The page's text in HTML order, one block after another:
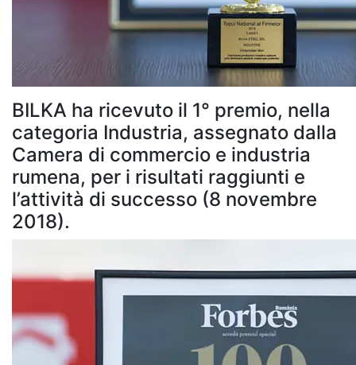
BILKA ha ricevuto il 1° premio, nella
categoria Industria, assegnato dalla
Camera di commercio e industria
rumena, per i risultati raggiunti e
l’attività di successo (8 novembre
2018).